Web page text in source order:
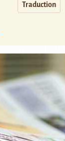
Traduction